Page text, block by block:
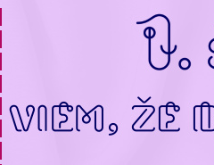
S hrou na klavíri začínajú
výchovných spôsobov si
cieľom nie je len to, aby ich
vnímali ušami a srdiečkom
skladba v sebe ukrýva
svoje vrodené schopnosti